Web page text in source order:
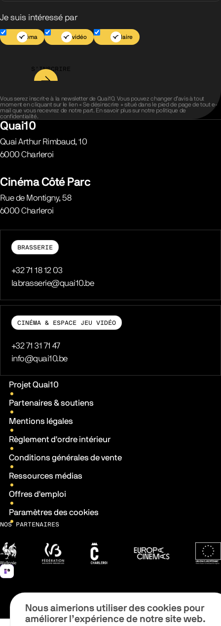
Je suis intéressé par
Cinéma Jeu vidéo Scolaire
S’INSCRIRE
Vous serez inscrit·e à la newsletter de Quai10. Vous pouvez changer d’avis à tout
moment en cliquant sur le lien « Se désinscrire » situé dans le pied de page de tout e-
mail que vous recevrez de notre part. En savoir plus sur notre politique de
confidentialité.
Quai10
Quai Arthur Rimbaud, 10
6000 Charleroi
Cinéma Côté Parc
Rue de Montigny, 58
6000 Charleroi
BRASSERIE
Téléphone
+32 71 18 12 03
E-mail
labrasserie@quai10.be
CINÉMA & ESPACE JEU VIDÉO
Téléphone
+32 71 31 71 47
E-mail
info@quai10.be
Liens pratiques
Projet Quai10
Partenaires & soutiens
Mentions légales
Règlement d'ordre intérieur
Conditions générales de vente
Ressources médias
Offres d'emploi
Paramètres des cookies
NOS PARTENAIRES
Wallonie Fédération Wallonie-Bruxelles
Ville de CharleroiEuropa Cinemas
Nous aimerions utiliser des cookies pour
améliorer l’expérience de notre site web.